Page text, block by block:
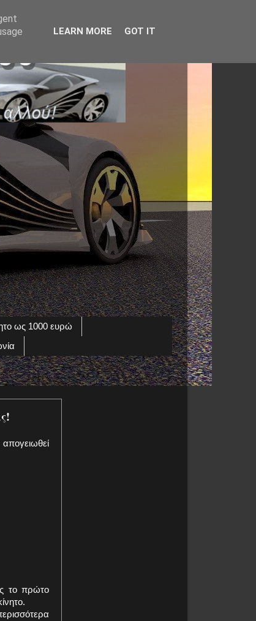
ως 1000 ευρώ
το πρώτο
LEARN MORE GOT IT